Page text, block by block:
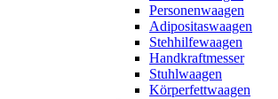
Personenwaagen
Adipositaswaagen
Stehhilfewaagen
Handkraftmesser
Stuhlwaagen
Körperfettwaagen